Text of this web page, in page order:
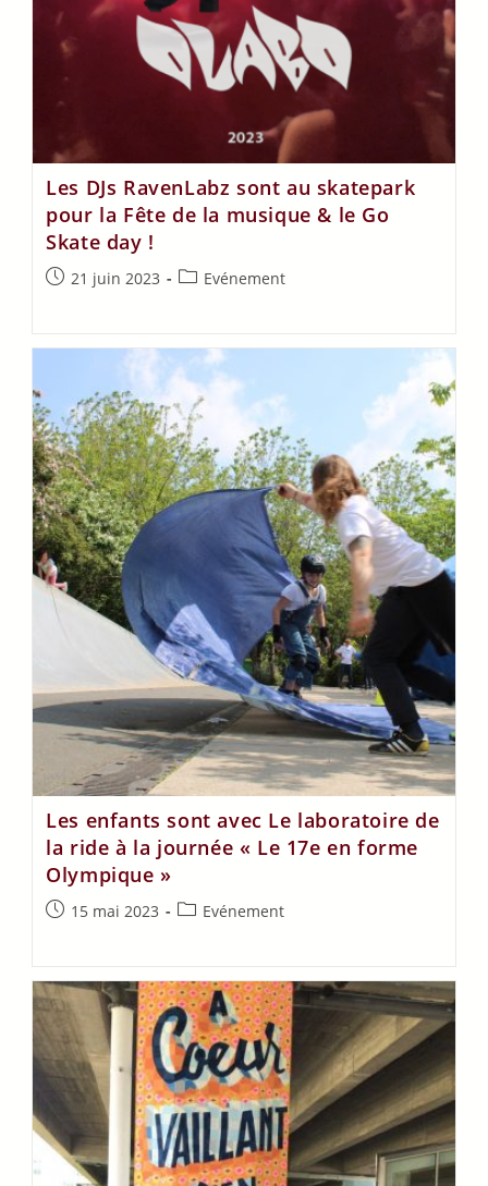
Les DJs RavenLabz sont au skatepark
pour la Fête de la musique & le Go
Skate day !
21 juin 2023 Evénement
Les enfants sont avec Le laboratoire de
la ride à la journée « Le 17e en forme
Olympique »
15 mai 2023 Evénement